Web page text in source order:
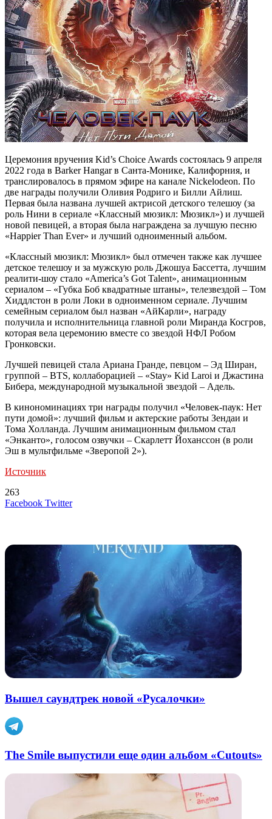
Церемония вручения Kid’s Choice Awards состоялась 9 апреля
2022 года в Barker Hangar в Санта-Монике, Калифорния, и
транслировалось в прямом эфире на канале Nickelodeon. По
две награды получили Оливия Родриго и Билли Айлиш.
Первая была названа лучшей актрисой детского телешоу (за
роль Нини в сериале «Классный мюзикл: Мюзикл») и лучшей
новой певицей, а вторая была награждена за лучшую песню
«Happier Than Ever» и лучший одноименный альбом.
«Классный мюзикл: Мюзикл» был отмечен также как лучшее
детское телешоу и за мужскую роль Джошуа Бассетта, лучшим
реалити-шоу стало «America’s Got Talent», анимационным
сериалом – «Губка Боб квадратные штаны», телезвездой – Том
Хиддлстон в роли Локи в одноименном сериале. Лучшим
семейным сериалом был назван «АйКарли», награду
получила и исполнительница главной роли Миранда Косгров,
которая вела церемонию вместе со звездой НФЛ Робом
Гронковски.
Лучшей певицей стала Ариана Гранде, певцом – Эд Ширан,
группой – BTS, коллаборацией – «Stay» Kid Laroi и Джастина
Бибера, международной музыкальной звездой – Адель.
В кинономинациях три награды получил «Человек-паук: Нет
пути домой»: лучший фильм и актерские работы Зендаи и
Тома Холланда. Лучшим анимационным фильмом стал
«Энканто», голосом озвучки – Скарлетт Йоханссон (в роли
Эш в мультфильме «Зверопой 2»).
Источник
263
Facebook TwitterLinkedIn
Tumblr
Reddit
Вконтакте
Одноклассники
Skype
Messenger
Messenger
WhatsApp
Telegram
Viber
Line
Поделиться
Печатать
Вышел саундтрек новой «Русалочки»
The Smile выпустили еще один альбом «Cutouts»